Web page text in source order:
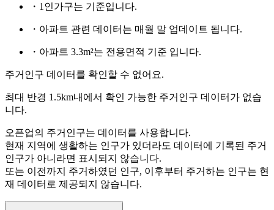
・1인가구는 기준입니다.
・아파트 관련 데이터는 매월 말 업데이트 됩니다.
・아파트 3.3m²는 전용면적 기준 입니다.
주거인구 데이터를 확인할 수 없어요.
최대 반경 1.5km내에서 확인 가능한 주거인구 데이터가 없습
니다.
오픈업의 주거인구는 데이터를 사용합니다.
현재 지역에 생활하는 인구가 있더라도 데이터에 기록된 주거
인구가 아니라면 표시되지 않습니다.
또는 이전까지 주거하였던 인구, 이후부터 주거하는 인구는 현
재 데이터로 제공되지 않습니다.